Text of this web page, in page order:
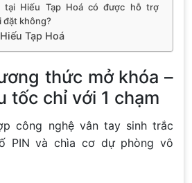
tại Hiếu Tạp Hoá có được hỗ trợ
đặt không?
Tạp Hoá
thức mở khóa –
tốc chỉ với 1 chạm
công nghệ vân tay sinh trắc
PIN và chìa cơ dự phòng vô